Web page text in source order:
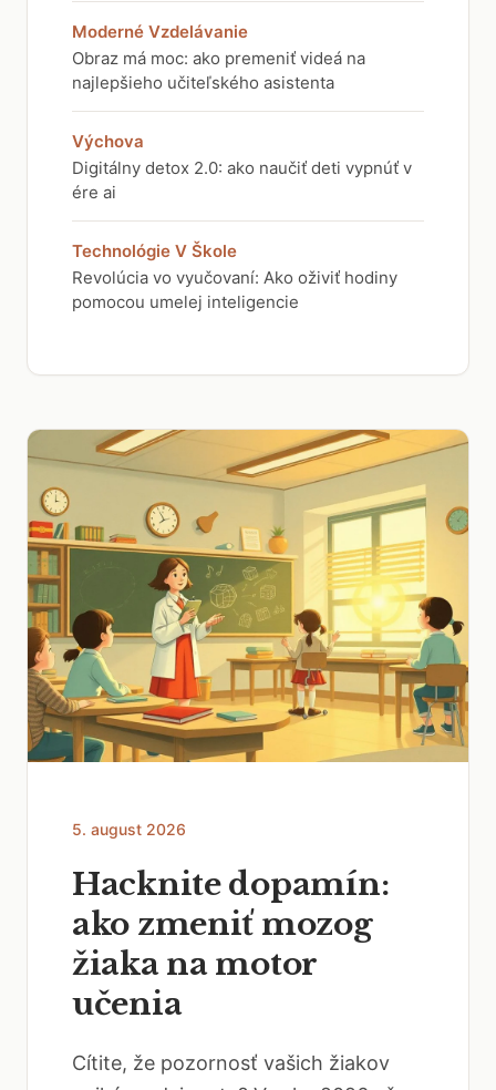
Moderné Vzdelávanie
Obraz má moc: ako premeniť videá na
najlepšieho učiteľského asistenta
Výchova
Digitálny detox 2.0: ako naučiť deti vypnúť v
ére ai
Technológie V Škole
Revolúcia vo vyučovaní: Ako oživiť hodiny
pomocou umelej inteligencie
5. august 2026
Hacknite dopamín:
ako zmeniť mozog
žiaka na motor
učenia
Cítite, že pozornosť vašich žiakov